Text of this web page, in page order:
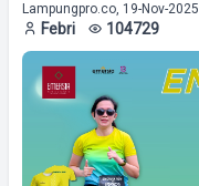
Lampungpro.co, 19-Nov-2025
Febri 104729